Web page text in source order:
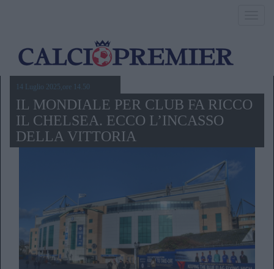
14 Luglio 2025,ore 14.50
IL MONDIALE PER CLUB FA RICCO
IL CHELSEA. ECCO L’INCASSO
DELLA VITTORIA